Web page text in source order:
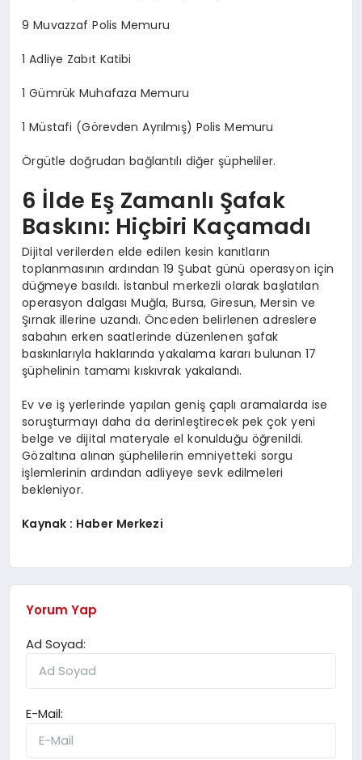
9 Muvazzaf Polis Memuru
1 Adliye Zabıt Katibi
1 Gümrük Muhafaza Memuru
1 Müstafi (Görevden Ayrılmış) Polis Memuru
Örgütle doğrudan bağlantılı diğer şüpheliler.
6 İlde Eş Zamanlı Şafak
Baskını: Hiçbiri Kaçamadı
Dijital verilerden elde edilen kesin kanıtların
toplanmasının ardından 19 Şubat günü operasyon için
düğmeye basıldı. İstanbul merkezli olarak başlatılan
operasyon dalgası Muğla, Bursa, Giresun, Mersin ve
Şırnak illerine uzandı. Önceden belirlenen adreslere
sabahın erken saatlerinde düzenlenen şafak
baskınlarıyla haklarında yakalama kararı bulunan 17
şüphelinin tamamı kıskıvrak yakalandı.
Ev ve iş yerlerinde yapılan geniş çaplı aramalarda ise
soruşturmayı daha da derinleştirecek pek çok yeni
belge ve dijital materyale el konulduğu öğrenildi.
Gözaltına alınan şüphelilerin emniyetteki sorgu
işlemlerinin ardından adliyeye sevk edilmeleri
bekleniyor.
Kaynak : Haber Merkezi
Yorum Yap
Ad Soyad:
E-Mail: